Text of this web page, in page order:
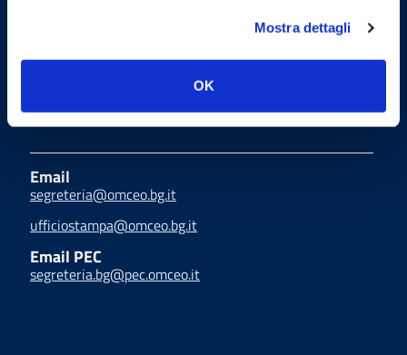
Mostra dettagli
OK
Ordine dei Medici Chirurghi e
degli Odontoiatri della
Provincia di Bergamo
Indirizzi email
Email
segreteria@omceo.bg.it
ufficiostampa@omceo.bg.it
Email PEC
segreteria.bg@pec.omceo.it